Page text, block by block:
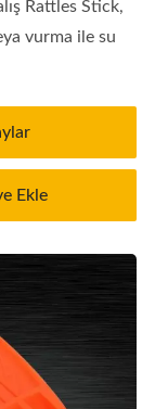
Rattles Stick,
vurma ile su
Ekle